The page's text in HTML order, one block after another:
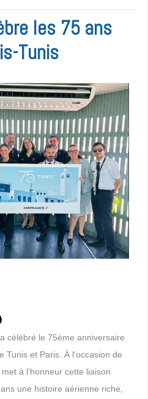
les 75 ans
Tunis
célébré le 75ème anniversaire
Tunis et Paris. À l’occasion de
à l’honneur cette liaison
une histoire aérienne riche,